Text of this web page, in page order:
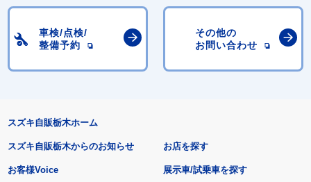
車検/点検/
整備予約
その他の
お問い合わせ
スズキ自販栃木ホーム
スズキ自販栃木からのお知らせ
お客様Voice
お店を探す
展示車/試乗車を探す